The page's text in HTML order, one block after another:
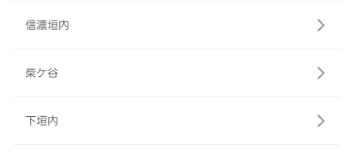
信濃垣内
柴ケ谷
下垣内